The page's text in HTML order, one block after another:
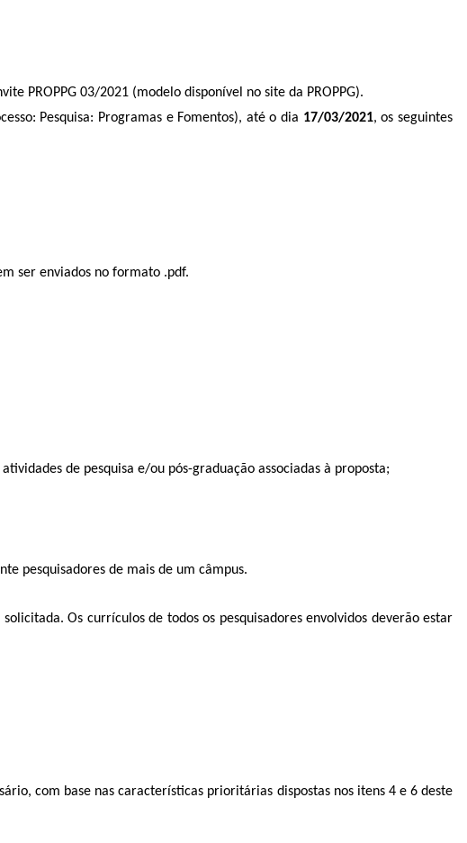
PROPPG 03/2021 (modelo disponível no site da PROPPG).
Pesquisa: Programas e Fomentos), até o dia 17/03/2021, os seguintes
ser enviados no formato .pdf.
de pesquisa e/ou pós-graduação associadas à proposta;
pesquisadores de mais de um câmpus.
Os currículos de todos os pesquisadores envolvidos deverão estar
com base nas características prioritárias dispostas nos itens 4 e 6 deste